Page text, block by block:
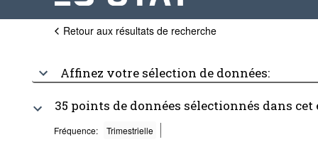
Retour aux résultats de recherche
Affinez votre sélection de données:
35 points de données sélectionnés dans cet
Fréquence:
Trimestrielle